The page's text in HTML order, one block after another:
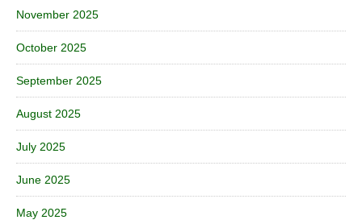
November 2025
October 2025
September 2025
August 2025
July 2025
June 2025
May 2025